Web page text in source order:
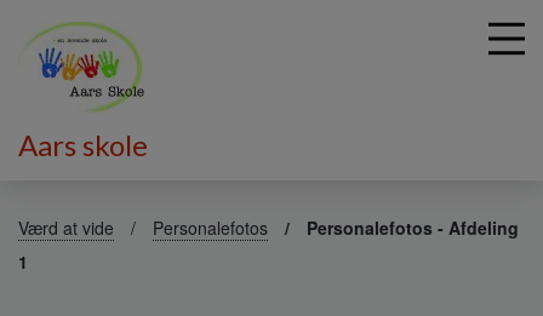
Aars skole
Værd at vide Personalefotos
Personalefotos - Afdeling
1